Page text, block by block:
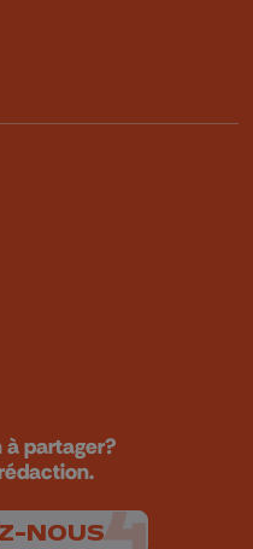
partager?
NOUS